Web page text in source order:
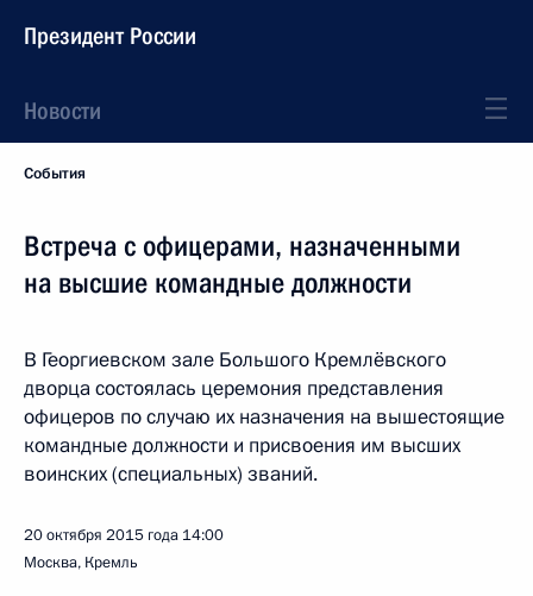
Президент России
Новости
События
Встреча с офицерами, назначенными
на высшие командные должности
В Георгиевском зале Большого Кремлёвского
дворца состоялась церемония представления
офицеров по случаю их назначения на вышестоящие
командные должности и присвоения им высших
воинских (специальных) званий.
20 октября 2015 года 14:00
Москва, Кремль